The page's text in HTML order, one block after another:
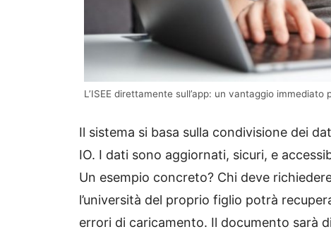
L’ISEE direttamente sull’app: un vantaggio
Il sistema si basa sulla condivisione dei
IO. I dati sono aggiornati, sicuri, e
Un esempio concreto? Chi deve
l’università del proprio figlio potrà
errori di caricamento. Il documento sarà